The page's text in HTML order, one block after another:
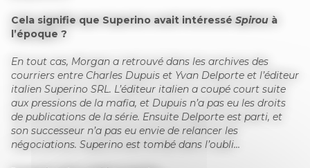
Cela signifie que Superino avait intéressé Spirou à
l’époque ?
En tout cas, Morgan a retrouvé dans les archives des
courriers entre Charles Dupuis et Yvan Delporte et l’éditeur
italien Superino SRL. L’éditeur italien a coupé court suite
aux pressions de la mafia, et Dupuis n’a pas eu les droits
de publications de la série. Ensuite Delporte est parti, et
son successeur n’a pas eu envie de relancer les
négociations. Superino est tombé dans l’oubli…